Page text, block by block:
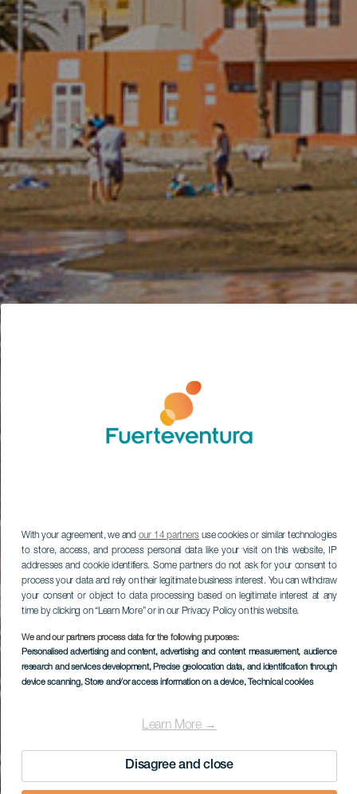
With your agreement, we and our 14 partners use cookies or similar technologies
to store, access, and process personal data like your visit on this website, IP
addresses and cookie identifiers. Some partners do not ask for your consent to
process your data and rely on their legitimate business interest. You can withdraw
your consent or object to data processing based on legitimate interest at any
time by clicking on “Learn More” or in our Privacy Policy on this website.
We and our partners process data for the following purposes:
Personalised advertising and content, advertising and content measurement, audience
research and services development, Precise geolocation data, and identification through
device scanning, Store and/or access information on a device, Technical cookies
Learn More →
Disagree and close